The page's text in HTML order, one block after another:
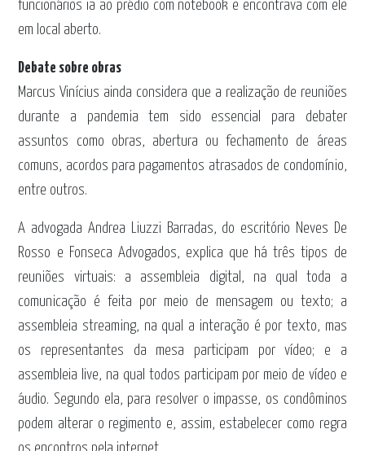
funcionários ia ao prédio com notebook e encontrava com ele
em local aberto.
Debate sobre obras
Marcus Vinícius ainda considera que a realização de reuniões
durante a pandemia tem sido essencial para debater
assuntos como obras, abertura ou fechamento de áreas
comuns, acordos para pagamentos atrasados de condomínio,
entre outros.
A advogada Andrea Liuzzi Barradas, do escritório Neves De
Rosso e Fonseca Advogados, explica que há três tipos de
reuniões virtuais: a assembleia digital, na qual toda a
comunicação é feita por meio de mensagem ou texto; a
assembleia streaming, na qual a interação é por texto, mas
os representantes da mesa participam por vídeo; e a
assembleia live, na qual todos participam por meio de vídeo e
áudio. Segundo ela, para resolver o impasse, os condôminos
podem alterar o regimento e, assim, estabelecer como regra